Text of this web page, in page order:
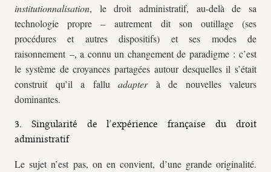
institutionnalisation, le droit administratif, au-delà de sa
technologie propre – autrement dit son outillage (ses
procédures et autres dispositifs) et ses modes de
raisonnement –, a connu un changement de paradigme : c’est
le système de croyances partagées autour desquelles il s’était
construit qu’il a fallu adapter à de nouvelles valeurs
dominantes.
3. Singularité de l’expérience française du droit
administratif
Le sujet n’est pas, on en convient, d’une grande originalité.